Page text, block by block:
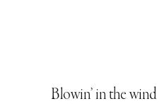
Blowin’ in the wind